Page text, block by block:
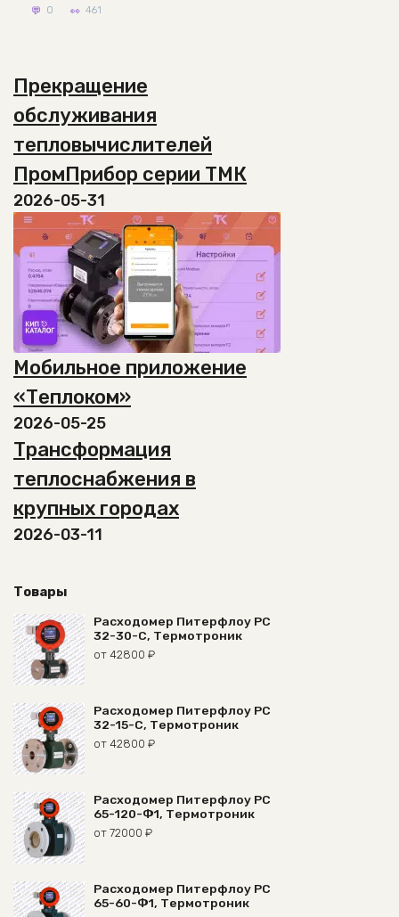
0 461
Прекращение
обслуживания
тепловычислителей
ПромПрибор серии ТМК
2026-05-31
Мобильное приложение
«Теплоком»
2026-05-25
Трансформация
теплоснабжения в
крупных городах
2026-03-11
Товары
Расходомер Питерфлоу РС
32-30-С, Термотроник
от 42800 ₽
Расходомер Питерфлоу РС
32-15-С, Термотроник
от 42800 ₽
Расходомер Питерфлоу РС
65-120-Ф1, Термотроник
от 72000 ₽
Расходомер Питерфлоу РС
65-60-Ф1, Термотроник